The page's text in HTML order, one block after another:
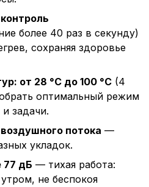
более 40 раз в секунду)
сохраняя здоровье
от 28 °C до 100 °C (4
оптимальный режим
задачи.
потока —
укладок.
77 дБ — тихая работа:
не беспокоя